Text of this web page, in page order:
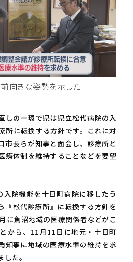
向きな姿勢を示した
しの一環で県は県立松代病院の入
所に転換する方針です。これに対
市長らが知事と面会し、診療所と
療体制を維持することなどを要望
入院機能を十日町病院に移したう
『松代診療所』に転換する方針を
に魚沼地域の医療関係者などがこ
から、11月11日に地元・十日町
知事に地域の医療水準の維持を求
た。